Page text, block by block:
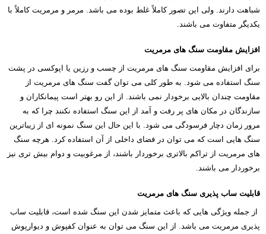
شباهت دارند. ولی این تصور کاملاً غلط بوده می باشد. مرمر و مرمریت کاملاً با
یکدیگر متفاوت می باشند.
افزایش مقاومت سنگ های مرمریت
برای افزایش مقاومت سنگ های مرمریت از چسب و رزین یا اپوکسی در پشت
سنگ استفاده می شود. به طور کلی می توان گفت سنگ های مرمریت از
مقاومت چندان بالایی برخودار نمی باشند. از این رو بهتر است پیمانکاران و
سازندگان در مکان های پر رفت و آمد از این سنگ استفاده نکنند چرا که به
مرور زمان دچار فرسودگی می شود. با این حال این سنگ نمونه ای از زیباترین
سنگ هایی است که می توان در فضای داخلی از آن استفاده کرد. هرچه سنگ
های مرمریت از تراکم بالاتری برخوردار باشند، از مرغوبیت و دوام بیش تری نیز
برخوردار می باشند.
قابلیت ساب پذیری سنگ های مرمریت
از جمله ویژگی هایی که باعث متمایز شدن این سنگ شده است، قابلیت ساب
پذیری مرمریت می باشد. از این سنگ می توان به عنوان کفپوش و دیوارپوش